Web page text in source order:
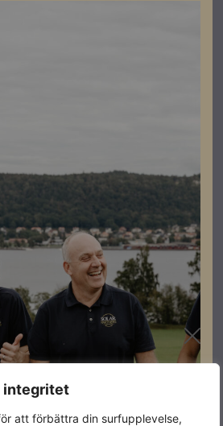
integritet
att förbättra din surfupplevelse,
Fronius
3,15 kWh
10 år
Inomhus och
skyddade